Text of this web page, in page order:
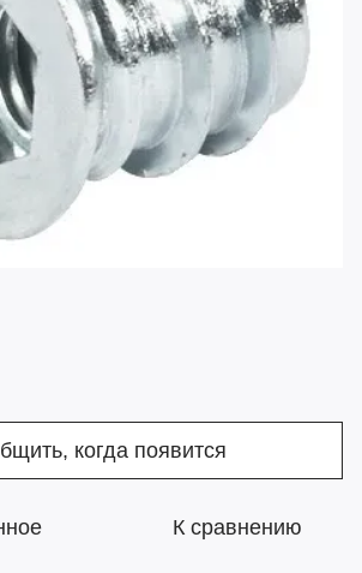
когда появится
К сравнению